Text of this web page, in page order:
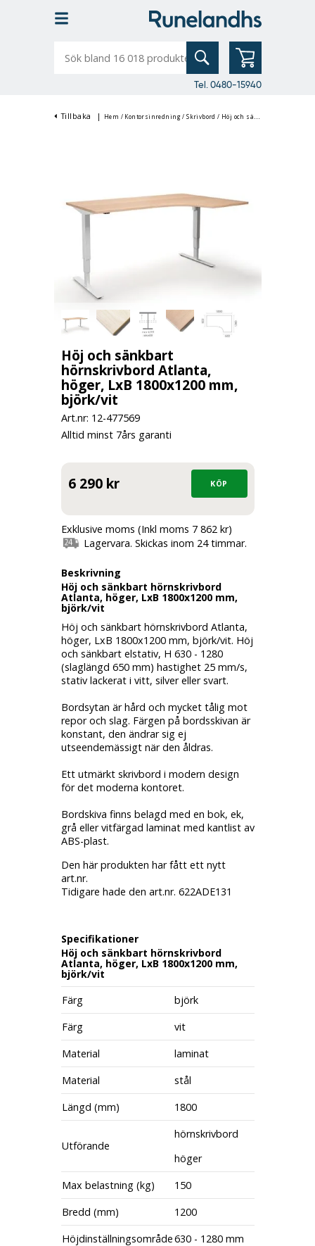
bland
Tel. 0480-15940
Tillbaka | Hem / Kontorsinredning /Skrivbord / Höj och sänkbart Skrivbord
Höj och sänkbart
hörnskrivbord Atlanta,
höger, LxB 1800x1200 mm,
björk/vit
Art.nr: 12-477569
Alltid minst 7års garanti
6 290 kr
Exklusive moms (Inkl moms 7 862 kr)
Lagervara. Skickas inom 24 timmar.
Beskrivning
Höj och sänkbart hörnskrivbord
Atlanta, höger, LxB 1800x1200 mm,
björk/vit
Höj och sänkbart hörnskrivbord Atlanta,
höger, LxB 1800x1200 mm, björk/vit. Höj
och sänkbart elstativ, H 630 - 1280
(slaglängd 650 mm) hastighet 25 mm/s,
stativ lackerat i vitt, silver eller svart.
Bordsytan är hård och mycket tålig mot
repor och slag. Färgen på bordsskivan är
konstant, den ändrar sig ej
utseendemässigt när den åldras.
Ett utmärkt skrivbord i modern design
för det moderna kontoret.
Bordskiva finns belagd med en bok, ek,
grå eller vitfärgad laminat med kantlist av
ABS-plast.
Den här produkten har fått ett nytt
art.nr.
Tidigare hade den art.nr. 622ADE131
Specifikationer
Höj och sänkbart hörnskrivbord
Atlanta, höger, LxB 1800x1200 mm,
björk/vit
Färg
björk
Färg
vit
Material
laminat
Material
stål
Längd (mm)
1800
Utförande
hörnskrivbord
höger
Max belastning (kg)
150
Bredd (mm)
1200
Höjdinställningsområde630 - 1280 mm